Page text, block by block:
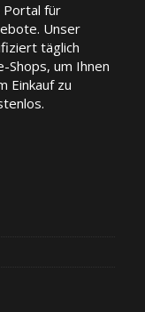
Portal für
Unser
täglich
Shops, um Ihnen
Einkauf zu